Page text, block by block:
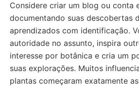
Considere criar um blog ou conta
documentando suas descobertas
aprendizados com identificação.
autoridade no assunto, inspira
interesse por botânica e cria um
suas explorações. Muitos
plantas começaram exatamente